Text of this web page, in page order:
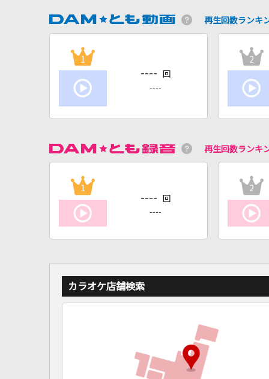
再生回数ランキ
1
---- 回
----
2
再生回数ランキ
1
---- 回
----
2
カラオケ店舗検索